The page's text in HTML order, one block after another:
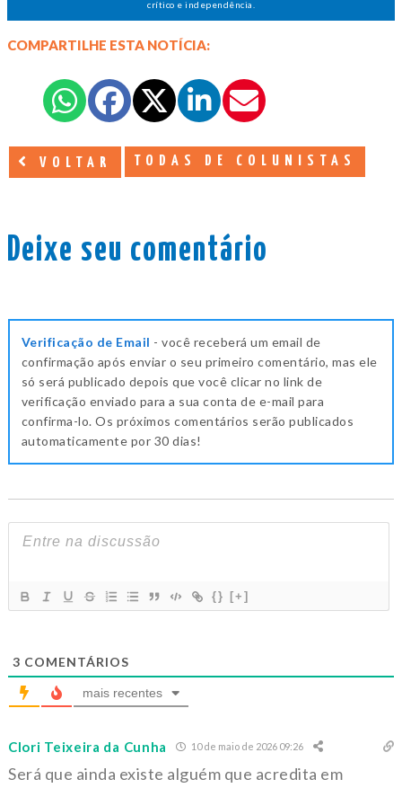
crítico e independência.
COMPARTILHE ESTA NOTÍCIA:
VOLTAR TODAS DE COLUNISTAS
Deixe seu comentário
Verificação de Email - você receberá um email de
confirmação após enviar o seu primeiro comentário, mas ele
só será publicado depois que você clicar no link de
verificação enviado para a sua conta de e-mail para
confirma-lo. Os próximos comentários serão publicados
automaticamente por 30 dias!
{} [+]
3 COMENTÁRIOS
mais recentes
Clori Teixeira da Cunha 10 de maio de 2026 09:26
Será que ainda existe alguém que acredita em